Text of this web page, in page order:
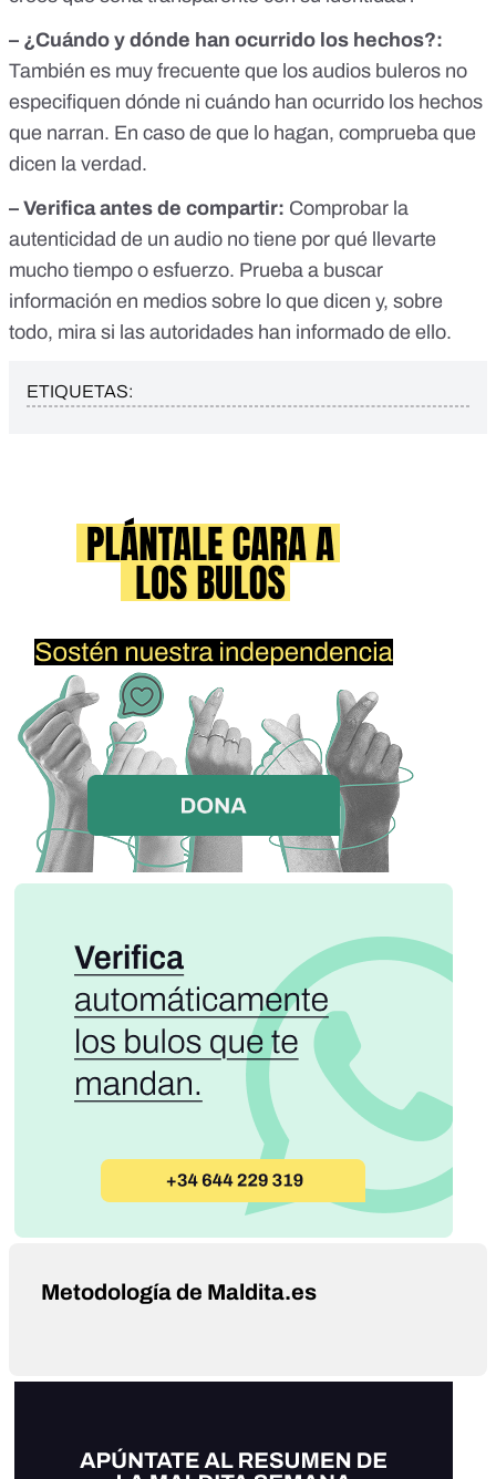
– ¿Cuándo y dónde han ocurrido los hechos?:
También es muy frecuente que los audios buleros no
especifiquen dónde ni cuándo han ocurrido los hechos
que narran. En caso de que lo hagan, comprueba que
dicen la verdad.
– Verifica antes de compartir: Comprobar la
autenticidad de un audio no tiene por qué llevarte
mucho tiempo o esfuerzo. Prueba a buscar
información en medios sobre lo que dicen y, sobre
todo, mira si las autoridades han informado de ello.
ETIQUETAS:
Metodología de Maldita.es